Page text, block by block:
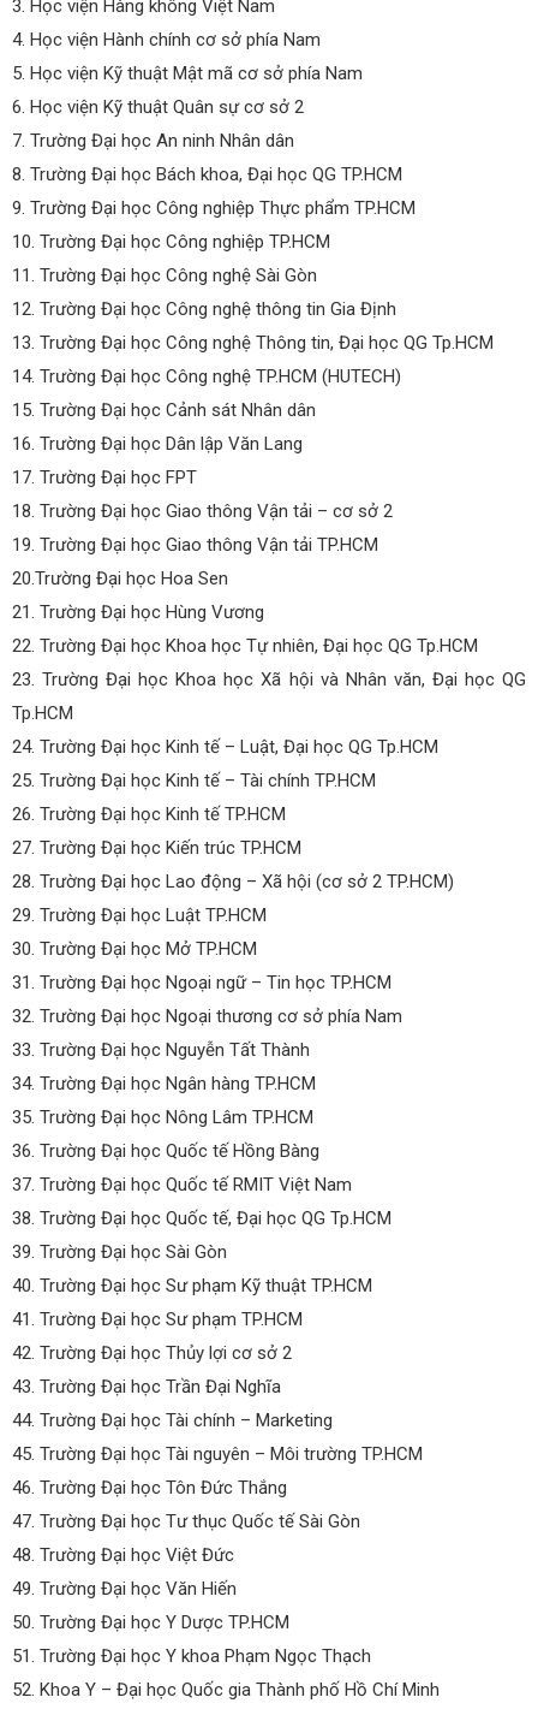
3. Học viện Hàng không Việt Nam
4. Học viện Hành chính cơ sở phía Nam
5. Học viện Kỹ thuật Mật mã cơ sở phía Nam
6. Học viện Kỹ thuật Quân sự cơ sở 2
7. Trường Đại học An ninh Nhân dân
8. Trường Đại học Bách khoa, Đại học QG TP.HCM
9. Trường Đại học Công nghiệp Thực phẩm TP.HCM
10. Trường Đại học Công nghiệp TP.HCM
11. Trường Đại học Công nghệ Sài Gòn
12. Trường Đại học Công nghệ thông tin Gia Định
13. Trường Đại học Công nghệ Thông tin, Đại học QG Tp.HCM
14. Trường Đại học Công nghệ TP.HCM (HUTECH)
15. Trường Đại học Cảnh sát Nhân dân
16. Trường Đại học Dân lập Văn Lang
17. Trường Đại học FPT
18. Trường Đại học Giao thông Vận tải – cơ sở 2
19. Trường Đại học Giao thông Vận tải TP.HCM
20.Trường Đại học Hoa Sen
21. Trường Đại học Hùng Vương
22. Trường Đại học Khoa học Tự nhiên, Đại học QG Tp.HCM
23. Trường Đại học Khoa học Xã hội và Nhân văn, Đại học QG
Tp.HCM
24. Trường Đại học Kinh tế – Luật, Đại học QG Tp.HCM
25. Trường Đại học Kinh tế – Tài chính TP.HCM
26. Trường Đại học Kinh tế TP.HCM
27. Trường Đại học Kiến trúc TP.HCM
28. Trường Đại học Lao động – Xã hội (cơ sở 2 TP.HCM)
29. Trường Đại học Luật TP.HCM
30. Trường Đại học Mở TP.HCM
31. Trường Đại học Ngoại ngữ – Tin học TP.HCM
32. Trường Đại học Ngoại thương cơ sở phía Nam
33. Trường Đại học Nguyễn Tất Thành
34. Trường Đại học Ngân hàng TP.HCM
35. Trường Đại học Nông Lâm TP.HCM
36. Trường Đại học Quốc tế Hồng Bàng
37. Trường Đại học Quốc tế RMIT Việt Nam
38. Trường Đại học Quốc tế, Đại học QG Tp.HCM
39. Trường Đại học Sài Gòn
40. Trường Đại học Sư phạm Kỹ thuật TP.HCM
41. Trường Đại học Sư phạm TP.HCM
42. Trường Đại học Thủy lợi cơ sở 2
43. Trường Đại học Trần Đại Nghĩa
44. Trường Đại học Tài chính – Marketing
45. Trường Đại học Tài nguyên – Môi trường TP.HCM
46. Trường Đại học Tôn Đức Thắng
47. Trường Đại học Tư thục Quốc tế Sài Gòn
48. Trường Đại học Việt Đức
49. Trường Đại học Văn Hiến
50. Trường Đại học Y Dược TP.HCM
51. Trường Đại học Y khoa Phạm Ngọc Thạch
52. Khoa Y – Đại học Quốc gia Thành phố Hồ Chí Minh